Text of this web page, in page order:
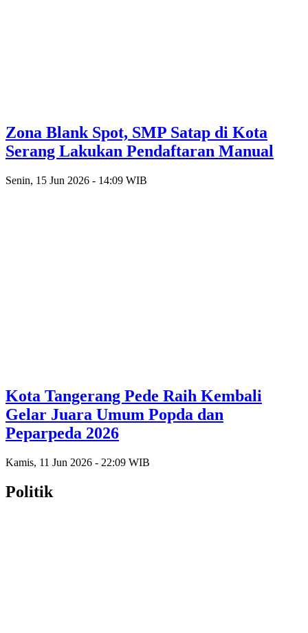
Zona Blank Spot, SMP Satap di Kota
Serang Lakukan Pendaftaran Manual
Senin, 15 Jun 2026 - 14:09 WIB
Kota Tangerang Pede Raih Kembali
Gelar Juara Umum Popda dan
Peparpeda 2026
Kamis, 11 Jun 2026 - 22:09 WIB
Politik